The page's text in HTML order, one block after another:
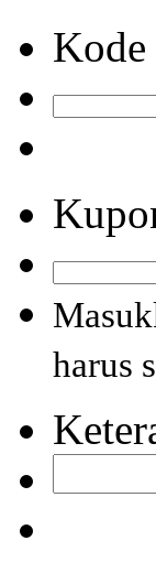
Kode
harus